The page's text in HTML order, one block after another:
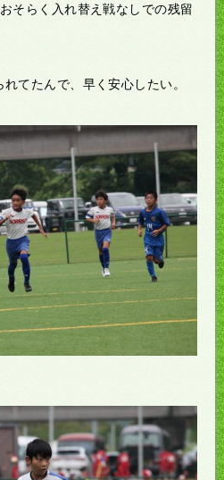
そらく入れ替え戦なしでの残留
てたんで、早く安心したい。